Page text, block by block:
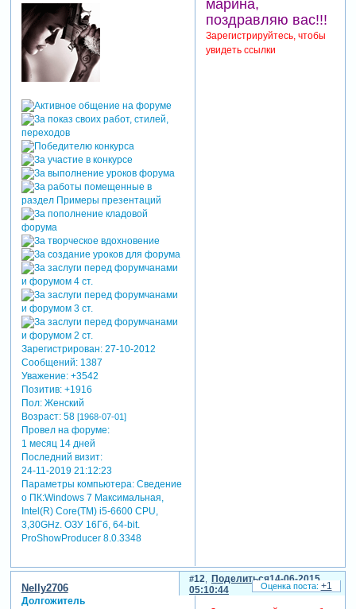
Зарегистрирован: 27-10-2012
Сообщений:1387
Уважение: +3542
Позитив: +1916
Пол:Женский
Возраст:58 [1968-07-01]
Провел на форуме:
1 месяц 14 дней
Последний визит:
24-11-2019 21:12:23
Параметры компьютера:Сведение
о ПК:Windows 7 Максимальная,
Intel(R) Core(TM) i5-6600 CPU,
3,30GHz. ОЗУ 16Гб, 64-bit.
ProShowProducer 8.0.3348
марина,
поздравляю вас!!!
Зарегистрируйтесь, чтобы
увидеть ссылки
Поделиться
12
14-06-2015
05:10:44
Nelly2706
Долгожитель
+1